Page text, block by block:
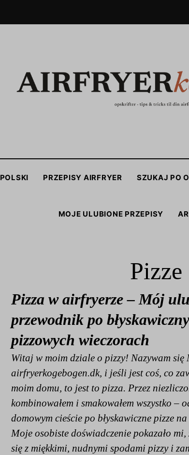
POLSKI PRZEPISY AIRFRYER SZUKAJ PO
MOJE ULUBIONE PRZEPISY
Pizze
Pizza w airfryerze – Mój
przewodnik po
pizzowych wieczorach
Witaj w moim dziale o pizzy! Nazywam się
airfryerkogebogen.dk, i jeśli jest coś, co
moim domu, to jest to pizza. Przez
kombinowałem i smakowałem wszystko –
domowym cieście po błyskawiczne pizze
Moje osobiste doświadczenie pokazało mi,
się z miękkimi, nudnymi spodami pizzy i